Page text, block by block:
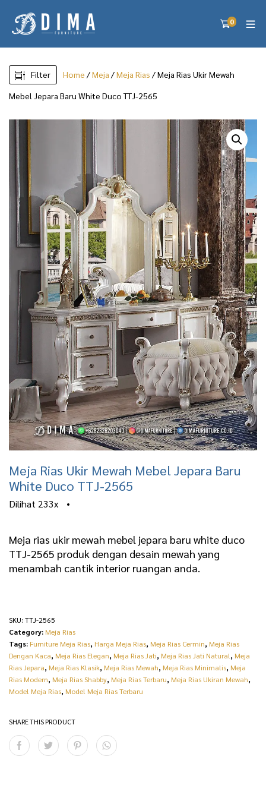
0
Filter Home /Meja /Meja Rias / Meja Rias Ukir Mewah
Mebel Jepara Baru White Duco TTJ-2565
Meja Rias Ukir Mewah Mebel Jepara Baru
White Duco TTJ-2565
Dilihat 233x •
Meja rias ukir mewah mebel jepara baru white duco
TTJ-2565 produk dengan desain mewah yang
menambah cantik interior ruangan anda.
SKU: TTJ-2565
Category: Meja Rias
Tags: Furniture Meja Rias, Harga Meja Rias, Meja Rias Cermin, Meja Rias
Dengan Kaca, Meja Rias Elegan, Meja Rias Jati, Meja Rias Jati Natural, Meja
Rias Jepara, Meja Rias Klasik, Meja Rias Mewah, Meja Rias Minimalis, Meja
Rias Modern, Meja Rias Shabby, Meja Rias Terbaru, Meja Rias Ukiran Mewah,
Model Meja Rias, Model Meja Rias Terbaru
SHARE THIS PRODUCT